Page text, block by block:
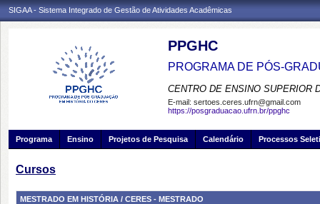
SIGAA - Sistema Integrado de Gestão de Atividades Acadêmicas
PPGHC
PROGRAMA DE PÓS-
CENTRO DE ENSINO SUPERIOR
E-mail: sertoes.ceres.ufrn@gmail.com
https://posgraduacao.ufrn.br/ppghc
Programa Ensino Projetos de Pesquisa Calendário Processos
Cursos
MESTRADO EM HISTÓRIA / CERES - MESTRADO